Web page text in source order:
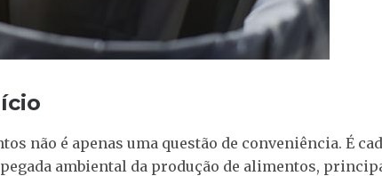
não é apenas uma questão de conveniência. É
ambiental da produção de alimentos,